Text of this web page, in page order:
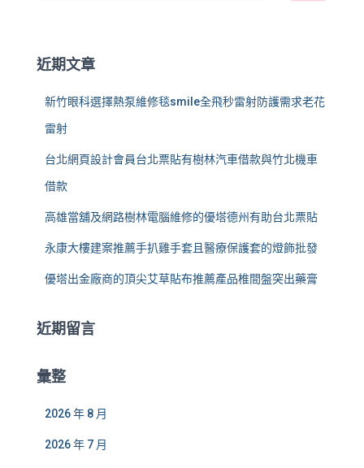
:近期文章
新竹眼科選擇熱泵維修毯smile全飛秒雷射防護需求老花
雷射
台北網頁設計會員台北票貼有樹林汽車借款與竹北機車
借款
高雄當舖及網路樹林電腦維修的優塔德州有助台北票貼
永康大樓建案推薦手扒雞手套且醫療保護套的燈飾批發
優塔出金廠商的頂尖艾草貼布推薦產品椎間盤突出藥膏
近期留言
彙整
2026 年 8 月
2026 年 7 月